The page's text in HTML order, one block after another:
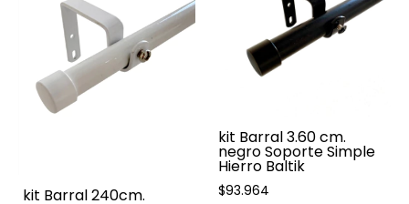
kit Barral 240cm.
kit Barral 3.60 cm.
negro Soporte Simple
Hierro Baltik
$93.964